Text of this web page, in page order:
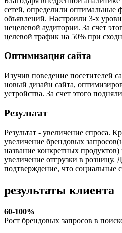
сетей, определили оптимальные
объявлений. Настроили 3-х
нецелевой аудитории. За счет
целевой трафик на 50% при
Оптимизация сайта
Изучив поведение посетителей
новый дизайн сайта,
устройства. За счет этого
Результат
Результат - увеличение спроса.
увеличение брендовых
название конкретных
увеличение отгрузки в розницу.
подтверждение, что социальные
результаты клиента
60-100%
Рост брендовых запросов в